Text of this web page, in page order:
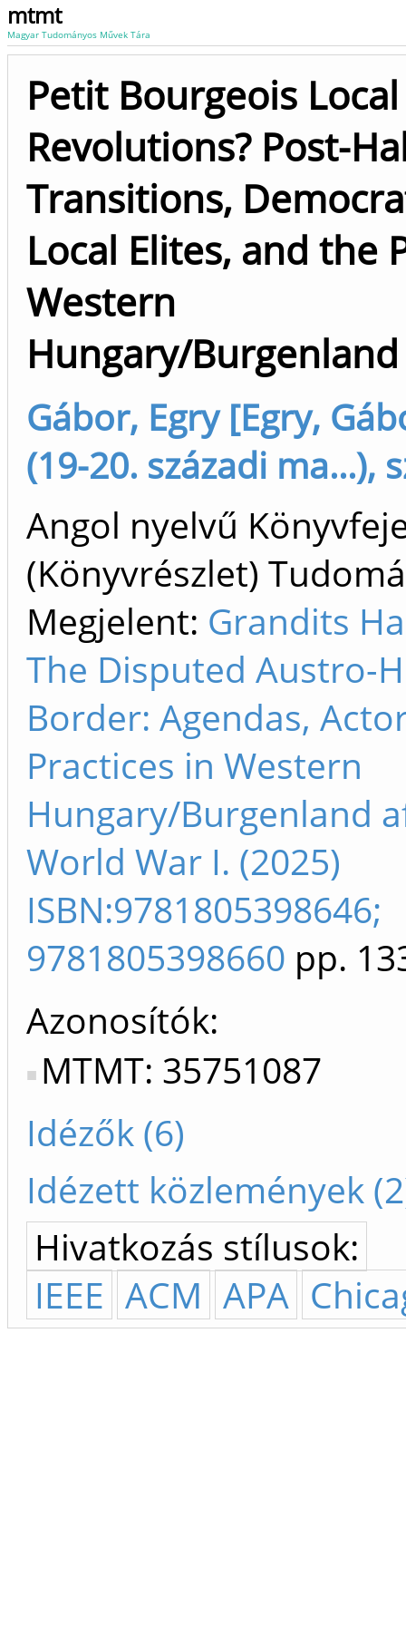
mtmt
Magyar Tudományos Művek Tára
Petit Bourgeois Local
Revolutions? Post-
Transitions,
Local Elites, and the
Western
Hungary/Burgenland
Gábor, Egry [Egry,
(19-20. századi ma...),
Angol nyelvű
(Könyvrészlet)
Megjelent: Grandits
The Disputed Austro-
Border: Agendas,
Practices in Western
Hungary/Burgenland
World War I. (2025)
ISBN:9781805398646;
9781805398660 pp.
Azonosítók
MTMT: 35751087
Idézők (6)
Idézett közlemények
Hivatkozás stílusok:
IEEE ACM APA